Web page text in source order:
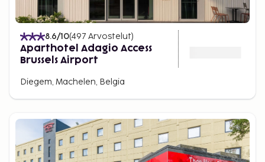
8.6/10(497 Arvostelut)
Aparthotel Adagio Access
Brussels Airport
Diegem, Machelen, Belgia